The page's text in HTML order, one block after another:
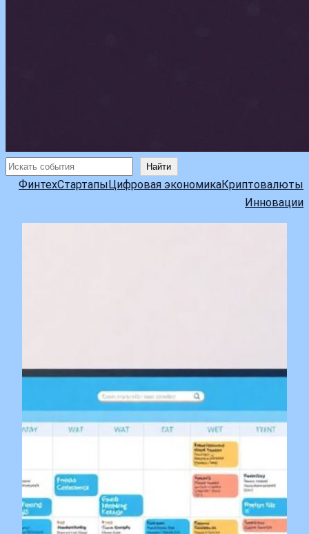
Поиск Найти
ФинтехСтартапыЦифровая экономикаКриптовалюты
Инновации